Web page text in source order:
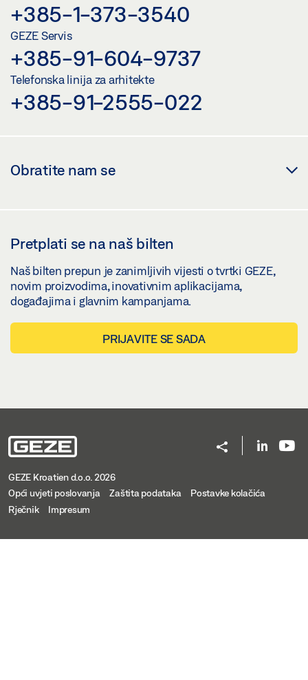
+385-1-373-3540
GEZE Servis
+385-91-604-9737
Telefonska linija za arhitekte
+385-91-2555-022
Obratite nam se
Pretplati se na naš bilten
Naš bilten prepun je zanimljivih vijesti o tvrtki GEZE,
novim proizvodima, inovativnim aplikacijama,
događajima i glavnim kampanjama.
PRIJAVITE SE SADA
GEZE Kroatien d.o.o. 2026
Opći uvjeti poslovanja
Zaštita podataka
Postavke kolačića
Rječnik
Impresum